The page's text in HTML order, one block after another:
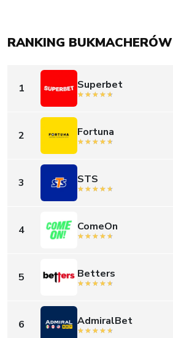
RANKING BUKMACHERÓW
1 Superbet
2 Fortuna
3 STS
4 ComeOn
5 Betters
6 AdmiralBet